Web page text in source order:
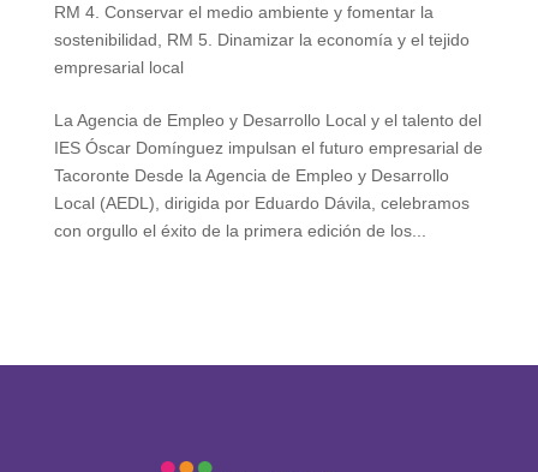
RM 4. Conservar el medio ambiente y fomentar la
sostenibilidad
RM 5. Dinamizar la economía y el tejido
empresarial local
La Agencia de Empleo y Desarrollo Local y el talento del
IES Óscar Domínguez impulsan el futuro empresarial de
Tacoronte Desde la Agencia de Empleo y Desarrollo
Local (AEDL), dirigida por Eduardo Dávila, celebramos
con orgullo el éxito de la primera edición de los...